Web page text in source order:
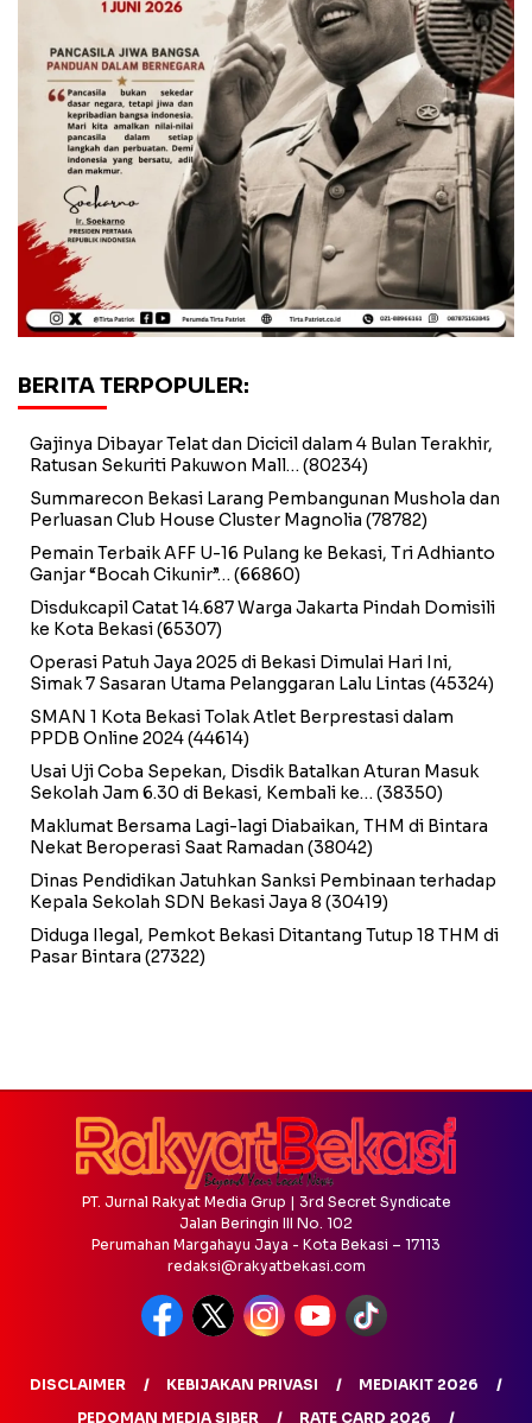
BERITA TERPOPULER:
Gajinya Dibayar Telat dan Dicicil dalam 4 Bulan Terakhir,
Ratusan Sekuriti Pakuwon Mall… (80234)
Summarecon Bekasi Larang Pembangunan Mushola dan
Perluasan Club House Cluster Magnolia (78782)
Pemain Terbaik AFF U-16 Pulang ke Bekasi, Tri Adhianto
Ganjar “Bocah Cikunir”… (66860)
Disdukcapil Catat 14.687 Warga Jakarta Pindah Domisili
ke Kota Bekasi(65307)
Operasi Patuh Jaya 2025 di Bekasi Dimulai Hari Ini,
Simak 7 Sasaran Utama Pelanggaran Lalu Lintas (45324)
SMAN 1 Kota Bekasi Tolak Atlet Berprestasi dalam
PPDB Online 2024(44614)
Usai Uji Coba Sepekan, Disdik Batalkan Aturan Masuk
Sekolah Jam 6.30 di Bekasi, Kembali ke… (38350)
Maklumat Bersama Lagi-lagi Diabaikan, THM di Bintara
Nekat Beroperasi Saat Ramadan (38042)
Dinas Pendidikan Jatuhkan Sanksi Pembinaan terhadap
Kepala Sekolah SDN Bekasi Jaya 8 (30419)
Diduga Ilegal, Pemkot Bekasi Ditantang Tutup 18 THM di
Pasar Bintara (27322)
PT. Jurnal Rakyat Media Grup | 3rd Secret Syndicate
Jalan Beringin III No. 102
Perumahan Margahayu Jaya - Kota Bekasi – 17113
redaksi@rakyatbekasi.com
DISCLAIMER KEBIJAKAN PRIVASI
MEDIAKIT 2026
PEDOMAN MEDIA SIBER
RATE CARD 2026